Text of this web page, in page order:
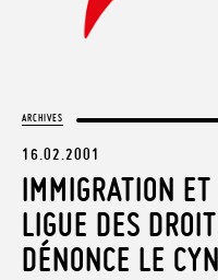
ARCHIVES
16.02.2001
IMMIGRATION
LIGUE DES
DÉNONCE LE